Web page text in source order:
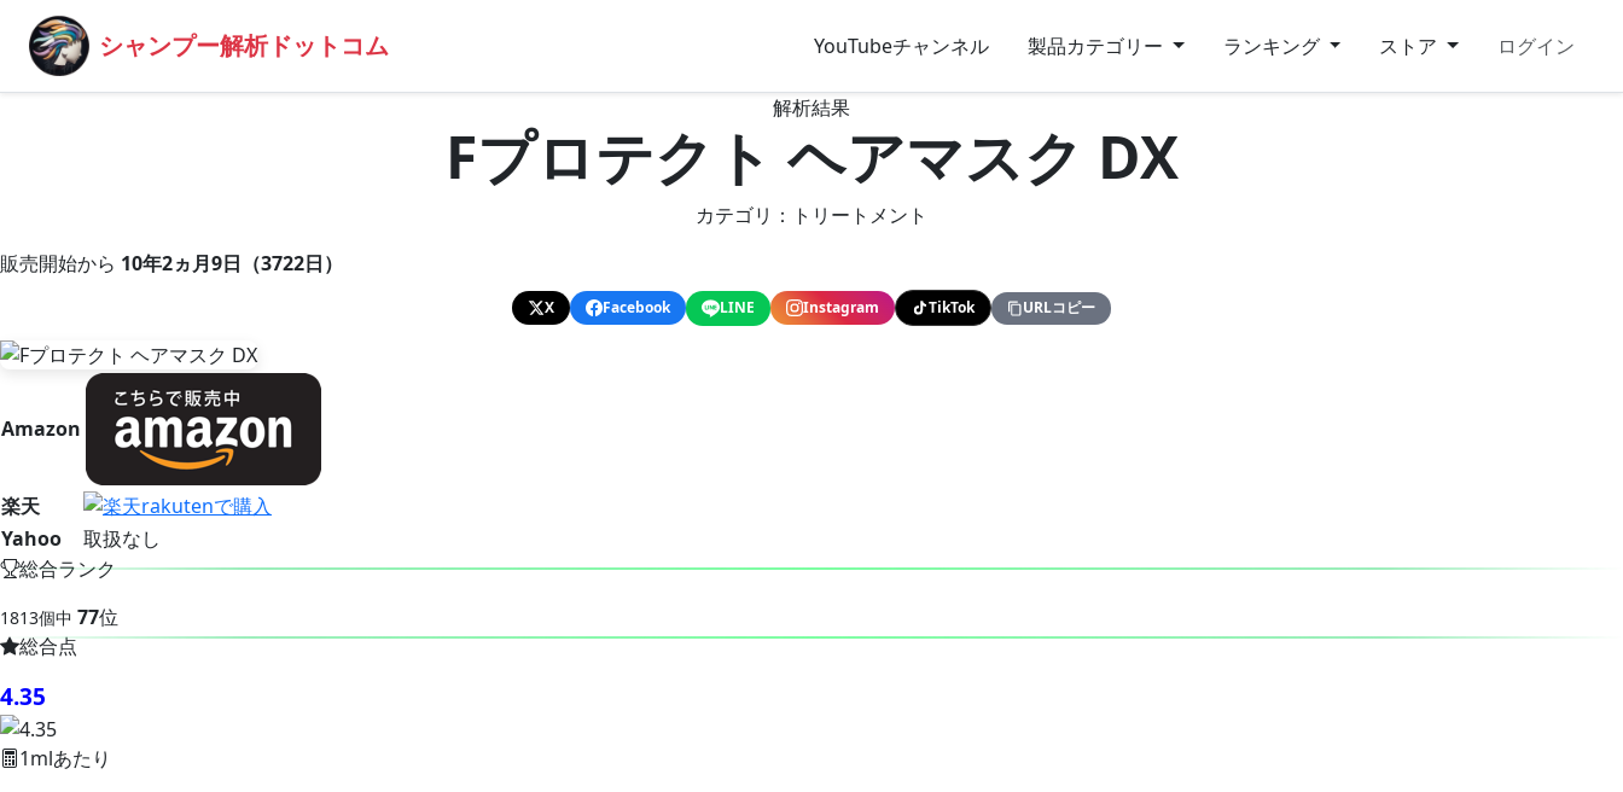
シャンプー解析ドットコム YouTubeチャンネル 製品カテゴリー ランキング ストア ログイン
解析結果
Fプロテクト ヘアマスク DX
カテゴリ：トリートメント
販売開始から 10年2ヵ月9日（3722日）
X Facebook LINE Instagram TikTok URLコピー
Amazon
楽天
Yahoo
取扱なし
総合ランク
1813個中 77位
総合点
4.35
1mlあたり